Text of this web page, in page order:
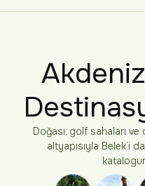
Doğası, golf sahaları
altyapısıyla Belek’i